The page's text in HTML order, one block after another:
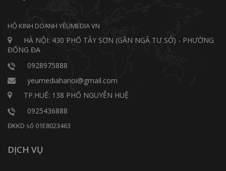
HỘ KINH DOANH YÊUMEDIA VN
HÀ NỘI: 430 PHỐ TÂY SƠN (GẦN NGÃ TƯ SỞ) - PHƯỜNG
ĐỐNG ĐA
0928975888
yeumediahanoi@gmail.com
TP.HUẾ: 138 PHỐ NGUYỄN HUỆ
0925436888
ĐKKD số 01E8023463
DỊCH VỤ